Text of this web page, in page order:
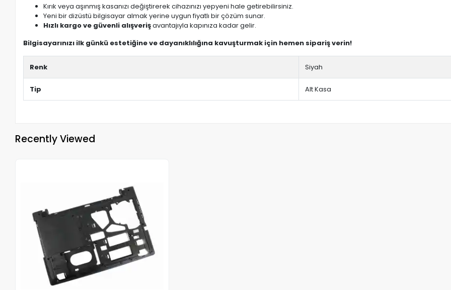
Kırık veya aşınmış kasanızı değiştirerek cihazınızı yepyeni hale getirebilirsiniz.
Yeni bir dizüstü bilgisayar almak yerine uygun fiyatlı bir çözüm sunar.
Hızlı kargo ve güvenli alışverişavantajıyla kapınıza kadar gelir.
Bilgisayarınızı ilk günkü estetiğine ve dayanıklılığına kavuşturmak için hemen sipariş verin!
Renk Siyah
Tip Alt Kasa
Recently Viewed